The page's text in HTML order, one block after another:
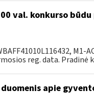
val. konkurso
M1-
reg. data. Pradinė
apie